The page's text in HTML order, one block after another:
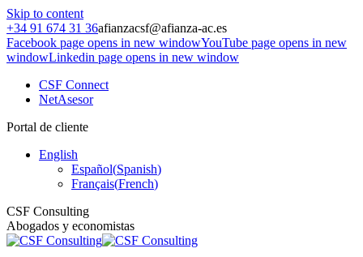
Skip to content
+34 91 674 31 36afianzacsf@afianza-ac.es
Facebook page opens in new windowYouTube page opens in new
windowLinkedin page opens in new window
CSF Connect
NetAsesor
Portal de cliente
English
Español(Spanish)
Français(French)
CSF Consulting
Abogados y economistas